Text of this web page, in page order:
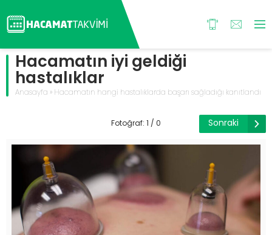
Hacamatın iyi geldiği
hastalıklar
Anasayfa » Hacamatın hangi hastalıklarda başarı sağladığı kanıtlandı
Fotoğraf: 1 / 0 Sonraki